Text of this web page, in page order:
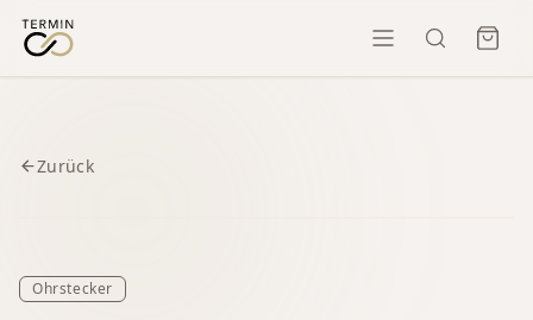
Zurück
Ohrstecker